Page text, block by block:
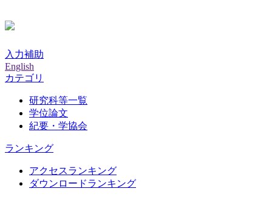
入力補助
English
カテゴリ
研究科等一覧
学位論文
紀要・学協会
ランキング
アクセスランキング
ダウンロードランキング